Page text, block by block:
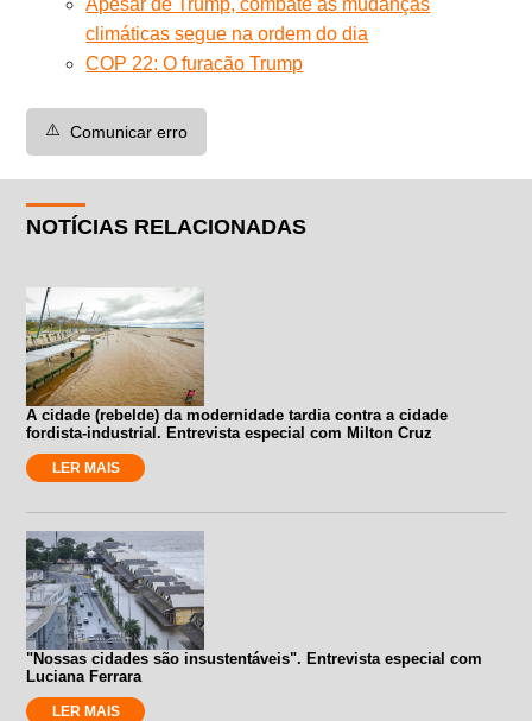
climáticas segue na ordem do dia
COP 22: O furacão Trump
⚠️ Comunicar erro
NOTÍCIAS RELACIONADAS
A cidade (rebelde) da modernidade tardia contra a cidade
fordista-industrial. Entrevista especial com Milton Cruz
LER MAIS
"Nossas cidades são insustentáveis". Entrevista especial com
Luciana Ferrara
LER MAIS